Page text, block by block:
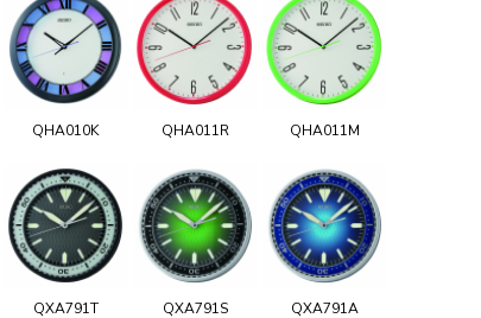
QHA010K QHA011R QHA011M
QXA791T QXA791S QXA791A